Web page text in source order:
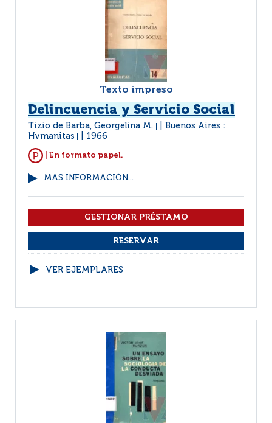
Texto impreso
Delincuencia y Servicio Social
Tizio de Barba, Georgelina M.
Buenos Aires :
Hvmanitas
1966
| En formato papel.
MÁS INFORMACIÓN...
VER EJEMPLARES